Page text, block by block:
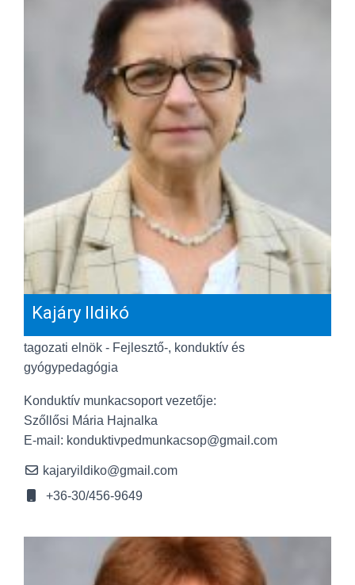
Kajáry Ildikó
tagozati elnök - Fejlesztő-, konduktív és
gyógypedagógia
Konduktív munkacsoport vezetője:
Szőllősi Mária Hajnalka
E-mail: konduktivpedmunkacsop@gmail.com
kajaryildiko@gmail.com
+36-30/456-9649